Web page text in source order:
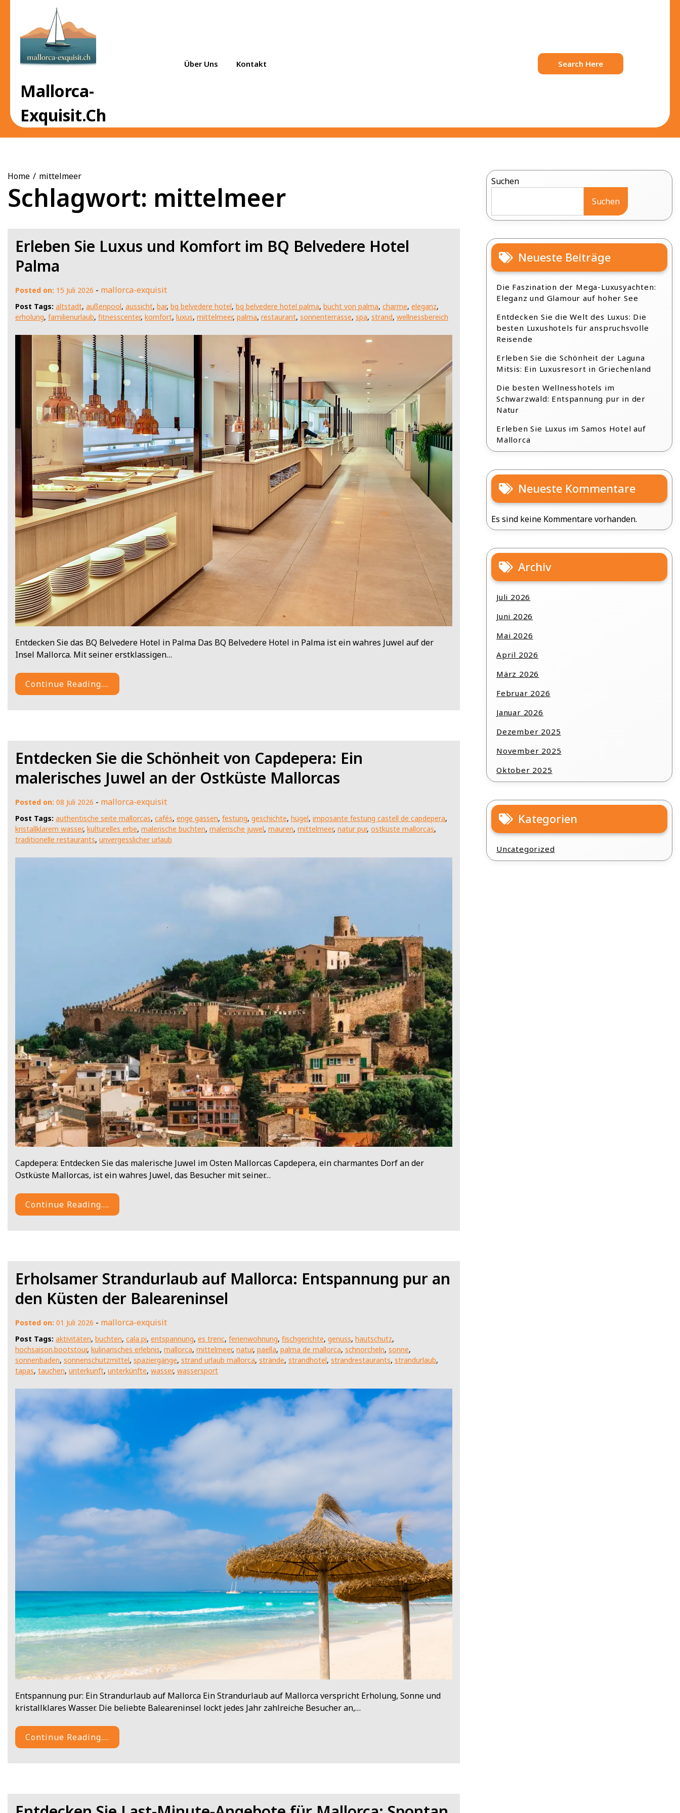
Mallorca-
Exquisit.ch
Über Uns Kontakt Search Here
Home mittelmeer
Schlagwort: mittelmeer
Erleben Sie Luxus und Komfort im BQ Belvedere Hotel
Palma
Posted on: 15 Juli 2026 - mallorca-exquisit
Post Tags: altstadt, außenpool, aussicht, bar, bq belvedere hotel, bq belvedere hotel palma, bucht von palma, charme, eleganz,
erholung, familienurlaub, fitnesscenter, komfort, luxus, mittelmeer, palma, restaurant, sonnenterrasse, spa, strand, wellnessbereich
Entdecken Sie das BQ Belvedere Hotel in Palma Das BQ Belvedere Hotel in Palma ist ein wahres Juwel auf der
Insel Mallorca. Mit seiner erstklassigen…
Continue Reading....
Entdecken Sie die Schönheit von Capdepera: Ein
malerisches Juwel an der Ostküste Mallorcas
Posted on: 08 Juli 2026 - mallorca-exquisit
Post Tags: authentische seite mallorcas, cafés, enge gassen, festung, geschichte, hügel, imposante festung castell de capdepera,
kristallklarem wasser, kulturelles erbe, malerische buchten, malerische juwel, mauren, mittelmeer, natur pur, ostküste mallorcas,
traditionelle restaurants, unvergesslicher urlaub
Capdepera: Entdecken Sie das malerische Juwel im Osten Mallorcas Capdepera, ein charmantes Dorf an der
Ostküste Mallorcas, ist ein wahres Juwel, das Besucher mit seiner…
Continue Reading....
Erholsamer Strandurlaub auf Mallorca: Entspannung pur an
den Küsten der Baleareninsel
Posted on: 01 Juli 2026 - mallorca-exquisit
Post Tags: aktivitäten, buchten, cala pi, entspannung, es trenc, ferienwohnung, fischgerichte, genuss, hautschutz,
hochsaison.bootstour, kulinarisches erlebnis, mallorca, mittelmeer, natur, paella, palma de mallorca, schnorcheln, sonne,
sonnenbaden, sonnenschutzmittel, spaziergänge, strand urlaub mallorca, strände, strandhotel, strandrestaurants, strandurlaub,
tapas, tauchen, unterkunft, unterkünfte, wasser, wassersport
Entspannung pur: Ein Strandurlaub auf Mallorca Ein Strandurlaub auf Mallorca verspricht Erholung, Sonne und
kristallklares Wasser. Die beliebte Baleareninsel lockt jedes Jahr zahlreiche Besucher an,…
Continue Reading....
Suchen
Suchen
Neueste Beiträge
Die Faszination der Mega-Luxusyachten:
Eleganz und Glamour auf hoher See
Entdecken Sie die Welt des Luxus: Die
besten Luxushotels für anspruchsvolle
Reisende
Erleben Sie die Schönheit der Laguna
Mitsis: Ein Luxusresort in Griechenland
Die besten Wellnesshotels im
Schwarzwald: Entspannung pur in der
Natur
Erleben Sie Luxus im Samos Hotel auf
Mallorca
Neueste Kommentare
Es sind keine Kommentare vorhanden.
Archiv
Juli 2026
Juni 2026
Mai 2026
April 2026
März 2026
Februar 2026
Januar 2026
Dezember 2025
November 2025
Oktober 2025
Kategorien
Uncategorized